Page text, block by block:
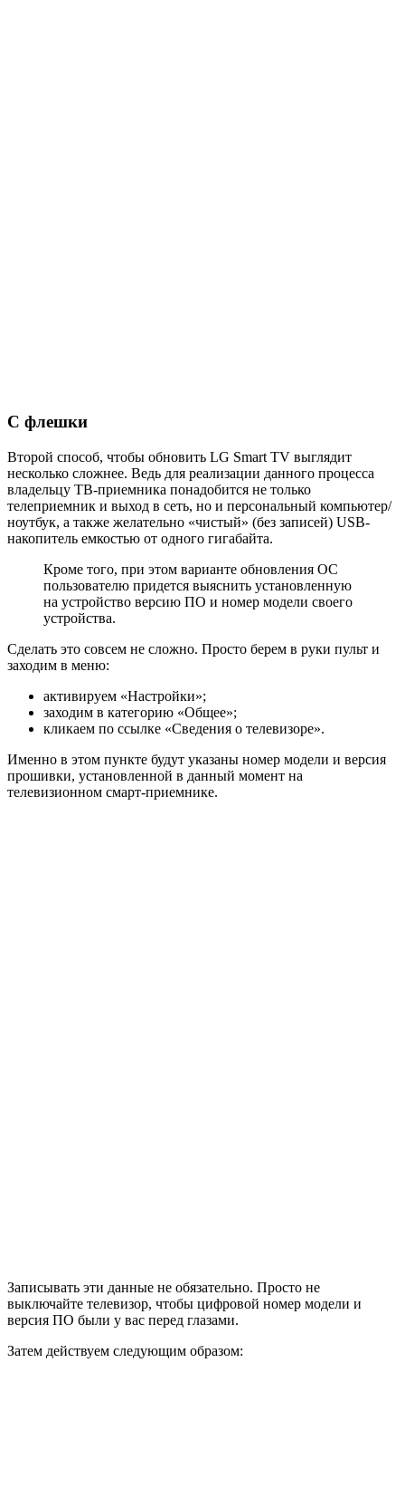
С флешки
Второй способ, чтобы обновить LG Smart TV выглядит
несколько сложнее. Ведь для реализации данного процесса
владельцу ТВ-приемника понадобится не только
телеприемник и выход в сеть, но и персональный компьютер/
ноутбук, а также желательно «чистый» (без записей) USB-
накопитель емкостью от одного гигабайта.
Кроме того, при этом варианте обновления ОС
пользователю придется выяснить установленную
на устройство версию ПО и номер модели своего
устройства.
Сделать это совсем не сложно. Просто берем в руки пульт и
заходим в меню:
активируем «Настройки»;
заходим в категорию «Общее»;
кликаем по ссылке «Сведения о телевизоре».
Именно в этом пункте будут указаны номер модели и версия
прошивки, установленной в данный момент на
телевизионном смарт-приемнике.
Записывать эти данные не обязательно. Просто не
выключайте телевизор, чтобы цифровой номер модели и
версия ПО были у вас перед глазами.
Затем действуем следующим образом: